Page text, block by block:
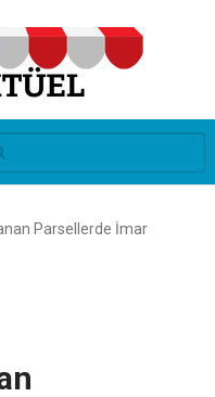
Parsellerde İmar